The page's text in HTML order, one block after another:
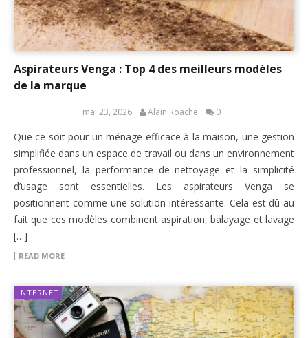
Aspirateurs Venga : Top 4 des meilleurs modèles
de la marque
mai 23, 2026 Alain Roache 0
Que ce soit pour un ménage efficace à la maison, une gestion
simplifiée dans un espace de travail ou dans un environnement
professionnel, la performance de nettoyage et la simplicité
d’usage sont essentielles. Les aspirateurs Venga se
positionnent comme une solution intéressante. Cela est dû au
fait que ces modèles combinent aspiration, balayage et lavage
[…]
READ MORE
INTERNET